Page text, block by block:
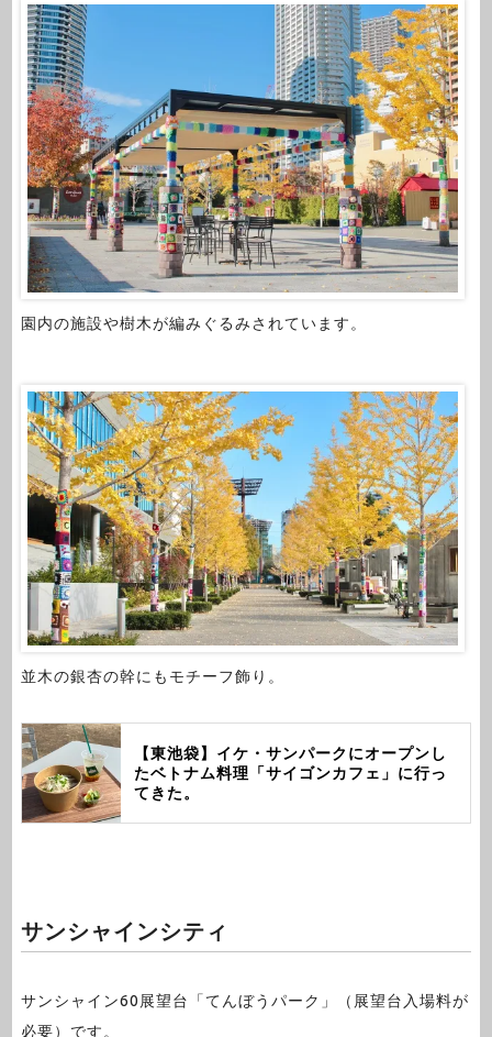
園内の施設や樹木が編みぐるみされています。
並木の銀杏の幹にもモチーフ飾り。
【東池袋】イケ・サンパークにオープンし
たベトナム料理「サイゴンカフェ」に行っ
てきた。
サンシャインシティ
サンシャイン60展望台「てんぼうパーク」（展望台入場料が
必要）です。